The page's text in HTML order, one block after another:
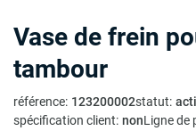
Vase de frein
tambour
référence: 123200002statut:
spécification client: nonLigne de